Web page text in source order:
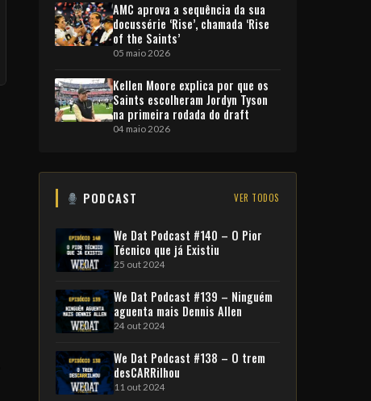
AMC aprova a sequência da sua
docussérie ‘Rise’, chamada ‘Rise
of the Saints’
05 maio 2026
Kellen Moore explica por que os
Saints escolheram Jordyn Tyson
na primeira rodada do draft
04 maio 2026
PODCAST VER TODOS
We Dat Podcast #140 – O Pior
Técnico que já Existiu
25 out 2024
We Dat Podcast #139 – Ninguém
aguenta mais Dennis Allen
24 out 2024
We Dat Podcast #138 – O trem
desCARRilhou
11 out 2024